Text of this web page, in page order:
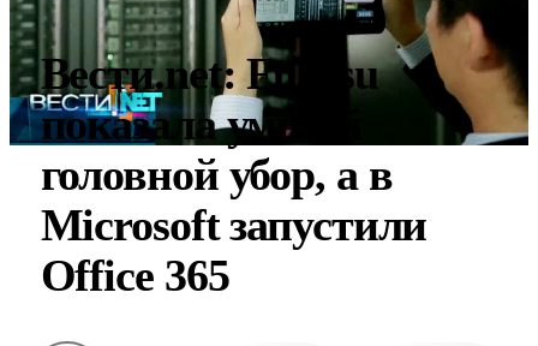
Вести.net: Fujitsu
показала умный
головной убор, а в
Microsoft запустили
Office 365